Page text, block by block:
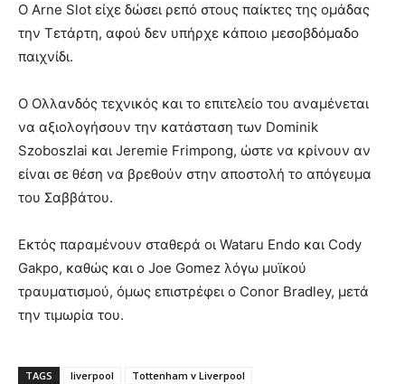
Ο Arne Slot είχε δώσει ρεπό στους παίκτες της ομάδας
την Τετάρτη, αφού δεν υπήρχε κάποιο μεσοβδόμαδο
παιχνίδι.
Ο Ολλανδός τεχνικός και το επιτελείο του αναμένεται
να αξιολογήσουν την κατάσταση των Dominik
Szoboszlai και Jeremie Frimpong, ώστε να κρίνουν αν
είναι σε θέση να βρεθούν στην αποστολή το απόγευμα
του Σαββάτου.
Εκτός παραμένουν σταθερά οι Wataru Endo και Cody
Gakpo, καθώς και ο Joe Gomez λόγω μυϊκού
τραυματισμού, όμως επιστρέφει ο Conor Bradley, μετά
την τιμωρία του.
TAGS liverpool Tottenham v Liverpool